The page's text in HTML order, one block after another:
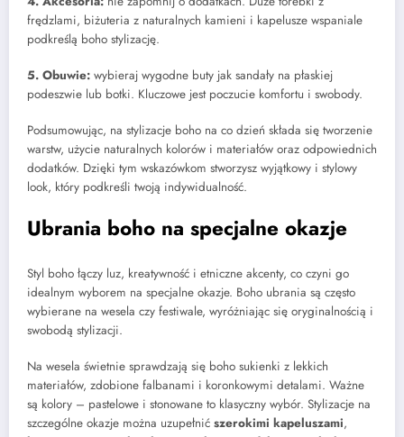
frędzlami, biżuteria z naturalnych kamieni i kapelusze wspaniale
podkreślą boho stylizację.
5. Obuwie: wybieraj wygodne buty jak sandały na płaskiej
podeszwie lub botki. Kluczowe jest poczucie komfortu i swobody.
Podsumowując, na stylizacje boho na co dzień składa się tworzenie
warstw, użycie naturalnych kolorów i materiałów oraz odpowiednich
dodatków. Dzięki tym wskazówkom stworzysz wyjątkowy i stylowy
look, który podkreśli twoją indywidualność.
Ubrania boho na specjalne okazje
Styl boho łączy luz, kreatywność i etniczne akcenty, co czyni go
idealnym wyborem na specjalne okazje. Boho ubrania są często
wybierane na wesela czy festiwale, wyróżniając się oryginalnością i
swobodą stylizacji.
Na wesela świetnie sprawdzają się boho sukienki z lekkich
materiałów, zdobione falbanami i koronkowymi detalami. Ważne
są kolory – pastelowe i stonowane to klasyczny wybór. Stylizacje na
szczególne okazje można uzupełnić szerokimi kapeluszami,